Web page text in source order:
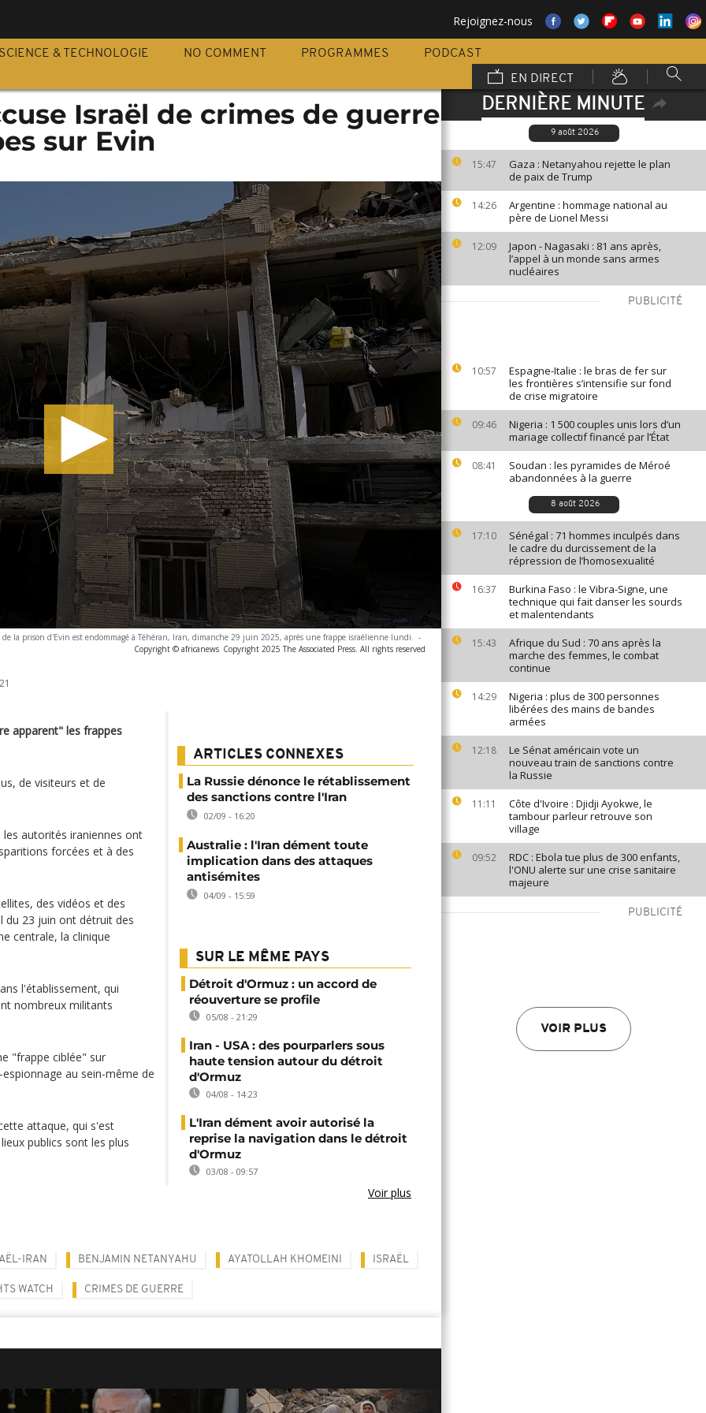
Rejoignez-nous
SCIENCE & TECHNOLOGIE NO COMMENT PROGRAMMES
PODCAST
EN DIRECT
DERNIÈRE MINUTE
9 août 2026
15:47
Gaza : Netanyahou rejette le plan
de paix de Trump
14:26
Argentine : hommage national au
père de Lionel Messi
12:09
Japon - Nagasaki : 81 ans après,
l’appel à un monde sans armes
nucléaires
PUBLICITÉ
10:57
Espagne-Italie : le bras de fer sur
les frontières s’intensifie sur fond
de crise migratoire
09:46
Nigeria : 1 500 couples unis lors d’un
mariage collectif financé par l’État
08:41
Soudan : les pyramides de Méroé
abandonnées à la guerre
8 août 2026
17:10
Sénégal : 71 hommes inculpés dans
le cadre du durcissement de la
répression de l’homosexualité
16:37
Burkina Faso : le Vibra-Signe, une
technique qui fait danser les sourds
et malentendants
15:43
Afrique du Sud : 70 ans après la
marche des femmes, le combat
continue
14:29
Nigeria : plus de 300 personnes
libérées des mains de bandes
armées
12:18
Le Sénat américain vote un
nouveau train de sanctions contre
la Russie
11:11
Côte d'Ivoire : Djidji Ayokwe, le
tambour parleur retrouve son
village
09:52
RDC : Ebola tue plus de 300 enfants,
l'ONU alerte sur une crise sanitaire
majeure
PUBLICITÉ
VOIR PLUS
Israël de crimes de guerre
sur Evin
la prison d'Evin est endommagé à Téhéran, Iran, dimanche 29 juin 2025, après une frappe israélienne lundi. -
Copyright © africanews Copyright 2025 The Associated Press. All rights reserved
apparent" les frappes
de visiteurs et de
autorités iraniennes ont
forcées et à des
des vidéos et des
du 23 juin ont détruit des
centrale, la clinique
l'établissement, qui
nombreux militants
"frappe ciblée" sur
au sein-même de
attaque, qui s'est
publics sont les plus
ARTICLES CONNEXES
La Russie dénonce le rétablissement
des sanctions contre l'Iran
02/09 - 16:20
Australie : l'Iran dément toute
implication dans des attaques
antisémites
04/09 - 15:59
SUR LE MÊME PAYS
Détroit d'Ormuz : un accord de
réouverture se profile
05/08 - 21:29
Iran - USA : des pourparlers sous
haute tension autour du détroit
d'Ormuz
04/08 - 14:23
L'Iran dément avoir autorisé la
reprise la navigation dans le détroit
d'Ormuz
03/08 - 09:57
Voir plus
IRAN BENJAMIN NETANYAHU AYATOLLAH KHOMEINI ISRAËL
WATCH CRIMES DE GUERRE